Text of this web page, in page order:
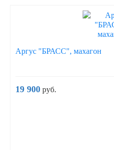
Аргус "БРАСС", махагон
19 900 руб.